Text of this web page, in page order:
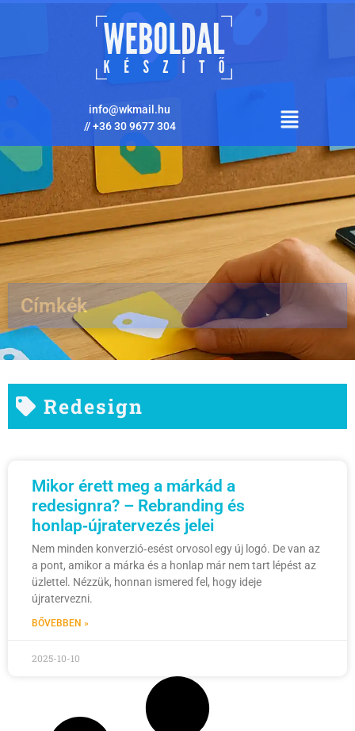
info@wkmail.hu
//+36 30 9677 304
Címkék
Redesign
Mikor érett meg a márkád a
redesignra? – Rebranding és
honlap‑újratervezés jelei
Nem minden konverzió‑esést orvosol egy új logó. De van az
a pont, amikor a márka és a honlap már nem tart lépést az
üzlettel. Nézzük, honnan ismered fel, hogy ideje
újratervezni.
BŐVEBBEN »
2025-10-10